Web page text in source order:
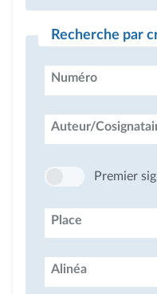
Recherche par
Numéro
Auteur/
Premier
Place
Alinéa